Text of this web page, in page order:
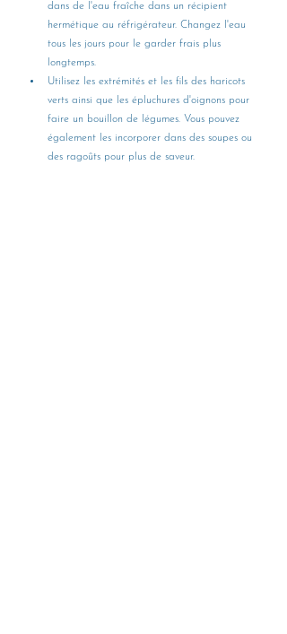
dans de l'eau fraîche dans un récipient
hermétique au réfrigérateur. Changez l'eau
tous les jours pour le garder frais plus
longtemps.
Utilisez les extrémités et les fils des haricots
verts ainsi que les épluchures d'oignons pour
faire un bouillon de légumes. Vous pouvez
également les incorporer dans des soupes ou
des ragoûts pour plus de saveur.